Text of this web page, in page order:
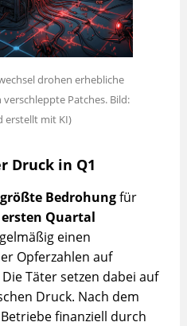
drohen erhebliche
Patches. Bild:
erstellt mit KI)
Druck in Q1
größte Bedrohungfür
ersten Quartal
einen
Opferzahlen auf
Täter setzen dabei auf
Druck. Nach dem
finanziell durch